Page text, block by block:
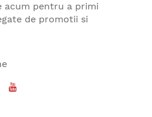
acum pentru a primi
de promotii si